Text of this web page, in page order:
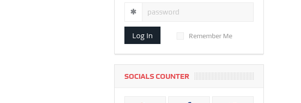
Log In Remember Me
SOCIALS COUNTER